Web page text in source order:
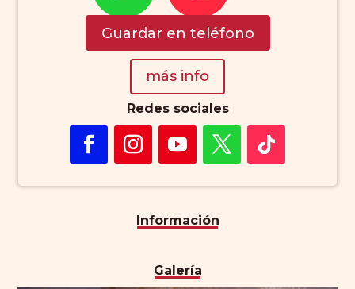
Guardar en teléfono
más info
Redes sociales
Información
Galería